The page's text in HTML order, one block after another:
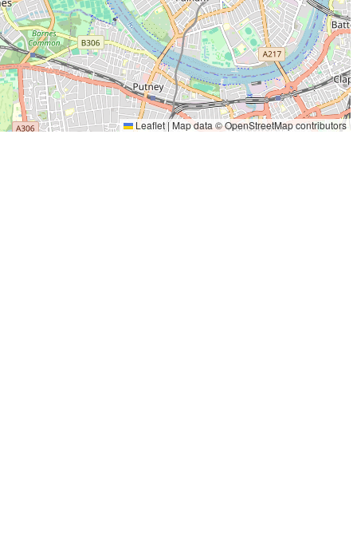
Leaflet|Map data ©OpenStreetMapcontributors